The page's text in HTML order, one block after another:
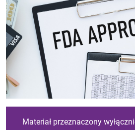
Materiał przeznaczony